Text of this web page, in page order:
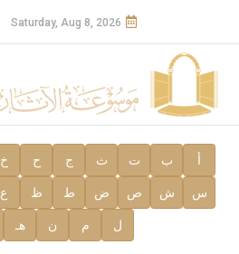
Saturday, Aug 8, 2026
أ ب ت ث ج ح خ
س ش ص ض ط ظ ع
ل م ن هـ